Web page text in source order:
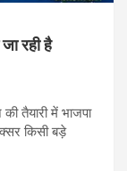
रही है
तैयारी में भाजपा
किसी बड़े